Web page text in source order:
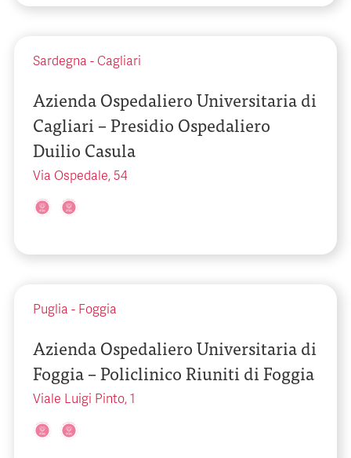
Sardegna - Cagliari
Azienda Ospedaliero Universitaria di
Cagliari – Presidio Ospedaliero
Duilio Casula
Via Ospedale, 54
Puglia - Foggia
Azienda Ospedaliero Universitaria di
Foggia – Policlinico Riuniti di Foggia
Viale Luigi Pinto, 1